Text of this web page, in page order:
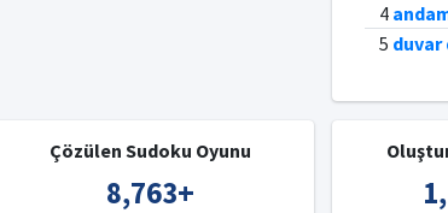
4
5 duvar
Çözülen Sudoku Oyunu
8,763+